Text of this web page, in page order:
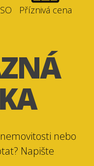
Příznivá cena
nebo
Napište